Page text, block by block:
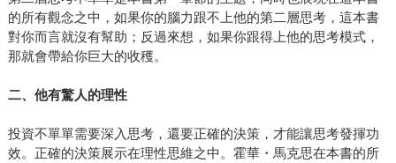
的所有觀念之中，如果你的腦力跟不上他的第二層思考，這本書
對你而言就沒有幫助；反過來想，如果你跟得上他的思考模式，
那就會帶給你巨大的收穫。
二、他有驚人的理性
投資不單單需要深入思考，還要正確的決策，才能讓思考發揮功
效。正確的決策展示在理性思維之中。霍華・馬克思在本書的所